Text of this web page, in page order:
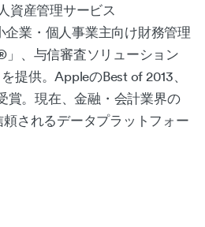
資産管理サービス
企業・個人事業主向け財務管理
」、与信審査ソリューション
提供。AppleのBest of 2013、
賞。現在、金融・会計業界の
されるデータプラットフォー